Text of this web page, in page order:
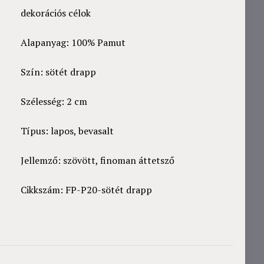
dekorációs célok
Alapanyag: 100% Pamut
Szín: sötét drapp
Szélesség: 2 cm
Típus: lapos, bevasalt
Jellemző: szövött, finoman áttetsző
Cikkszám: FP-P20-sötét drapp